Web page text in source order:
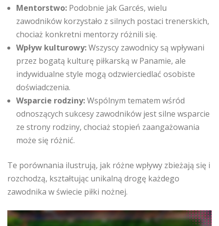
Mentorstwo: Podobnie jak Garcés, wielu
zawodników korzystało z silnych postaci trenerskich,
chociaż konkretni mentorzy różnili się.
Wpływ kulturowy:Wszyscy zawodnicy są wpływani
przez bogatą kulturę piłkarską w Panamie, ale
indywidualne style mogą odzwierciedlać osobiste
doświadczenia.
Wsparcie rodziny:Wspólnym tematem wśród
odnoszących sukcesy zawodników jest silne wsparcie
ze strony rodziny, chociaż stopień zaangażowania
może się różnić.
Te porównania ilustrują, jak różne wpływy zbieżają się i
rozchodzą, kształtując unikalną drogę każdego
zawodnika w świecie piłki nożnej.